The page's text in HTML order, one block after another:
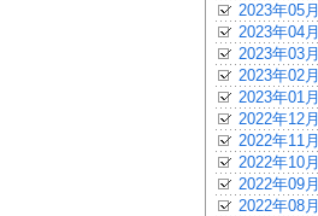
2023年05月
2023年04月
2023年03月
2023年02月
2023年01月
2022年12月
2022年11月
2022年10月
2022年09月
2022年08月